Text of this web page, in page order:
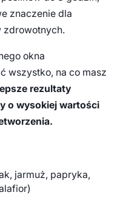
znaczenie dla
zdrowotnych.
okna
wszystko, na co masz
rezultaty
o wysokiej wartości
jarmuż, papryka,